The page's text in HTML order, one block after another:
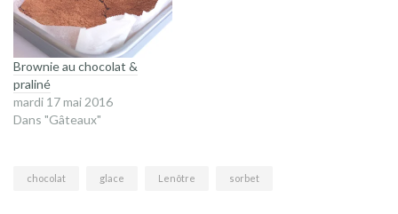
Brownie au chocolat &
praliné
mardi 17 mai 2016
Dans "Gâteaux"
chocolat glace Lenôtre sorbet